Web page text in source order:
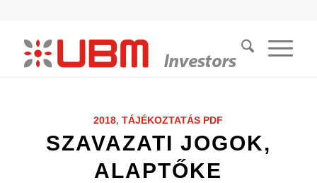
2018,TÁJÉKOZTATÁS PDF
SZAVAZATI JOGOK,
ALAPTŐKE